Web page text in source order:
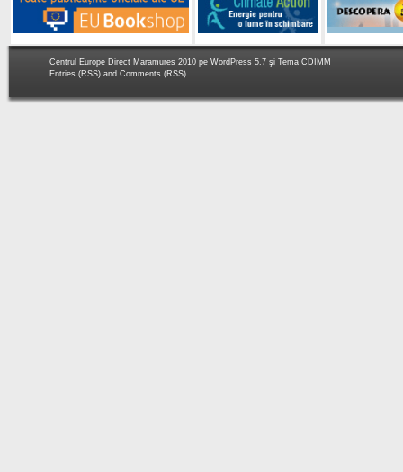
Centrul Europe Direct Maramures 2010 pe WordPress 5.7 şi Tema CDIMM
Entries (RSS) and Comments (RSS)